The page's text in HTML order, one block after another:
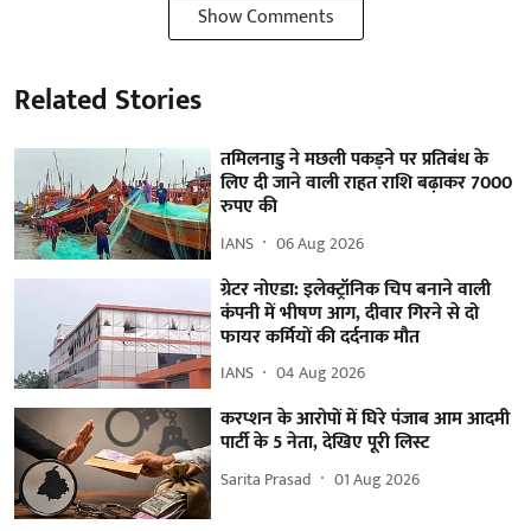
Show Comments
Related Stories
तमिलनाडु ने मछली पकड़ने पर प्रतिबंध के
लिए दी जाने वाली राहत राशि बढ़ाकर 7000
रुपए की
IANS 06 Aug 2026
ग्रेटर नोएडा: इलेक्ट्रॉनिक चिप बनाने वाली
कंपनी में भीषण आग, दीवार गिरने से दो
फायर कर्मियों की दर्दनाक मौत
IANS 04 Aug 2026
करप्शन के आरोपों में घिरे पंजाब आम आदमी
पार्टी के 5 नेता, देखिए पूरी लिस्ट
Sarita Prasad 01 Aug 2026